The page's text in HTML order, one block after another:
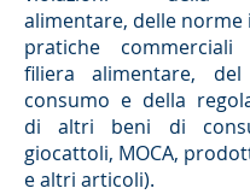
alimentare, delle norme
pratiche
filiera alimentare,
consumo e della
di altri beni di
giocattoli, MOCA,
e altri articoli).